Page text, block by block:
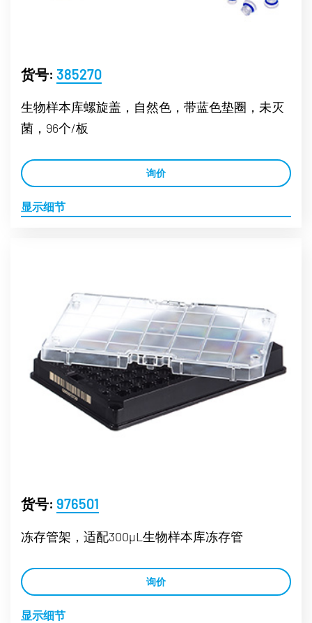
货号: 385270
生物样本库螺旋盖，自然色，带蓝色垫圈，未灭
菌，96个/板
询价
显示细节
货号: 976501
冻存管架，适配300µL生物样本库冻存管
询价
显示细节